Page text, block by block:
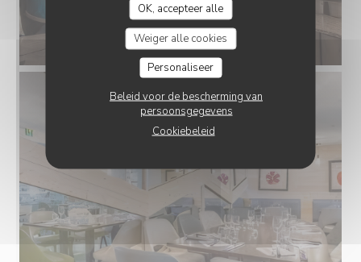
OK, accepteer alle
Weiger alle cookies
Personaliseer
Beleid voor de bescherming van
persoonsgegevens
Cookiebeleid